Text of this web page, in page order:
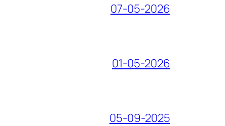
07-05-2026
01-05-2026
05-09-2025